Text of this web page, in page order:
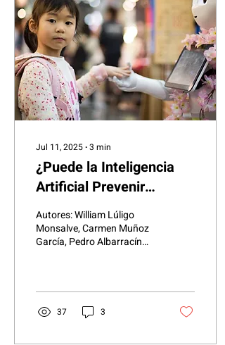
Jul 11, 2025∙3 min
¿Puede la Inteligencia
Artificial Prevenir
Devoluciones Ilegales de
Menores Migrantes?
Autores: William Lúligo
Monsalve, Carmen Muñoz
García, Pedro Albarracín
37 3